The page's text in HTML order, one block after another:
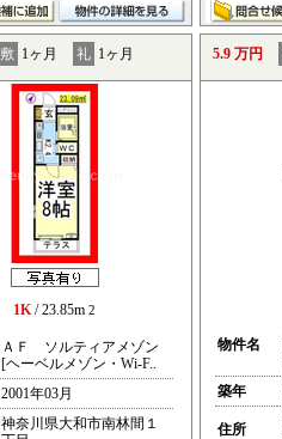
敷 1ヶ月 礼 1ヶ月
1K/ 23.85m 2
ＡＦ ソルティアメゾン
[ヘーベルメゾン・Wi-F..
2001年03月
神奈川県大和市南林間１
5.9 万円
物件名
築年
住所